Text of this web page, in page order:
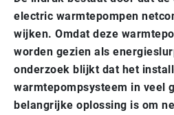
electric warmtepompen
wijken. Omdat deze
worden gezien als
onderzoek blijkt dat het
warmtepompsysteem in veel
belangrijke oplossing is om